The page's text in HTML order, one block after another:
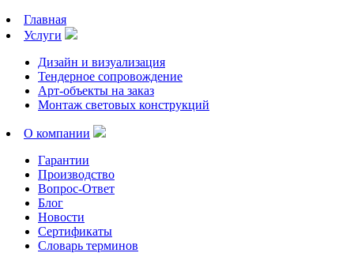
Главная
Услуги
Дизайн и визуализация
Тендерное сопровождение
Арт-объекты на заказ
Монтаж световых конструкций
О компании
Гарантии
Производство
Вопрос-Ответ
Блог
Новости
Сертификаты
Словарь терминов